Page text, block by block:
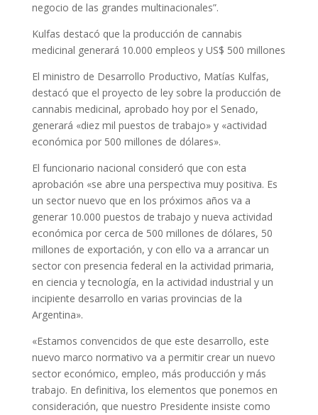
negocio de las grandes multinacionales”.
Kulfas destacó que la producción de cannabis
medicinal generará 10.000 empleos y US$ 500 millones
El ministro de Desarrollo Productivo, Matías Kulfas,
destacó que el proyecto de ley sobre la producción de
cannabis medicinal, aprobado hoy por el Senado,
generará «diez mil puestos de trabajo» y «actividad
económica por 500 millones de dólares».
El funcionario nacional consideró que con esta
aprobación «se abre una perspectiva muy positiva. Es
un sector nuevo que en los próximos años va a
generar 10.000 puestos de trabajo y nueva actividad
económica por cerca de 500 millones de dólares, 50
millones de exportación, y con ello va a arrancar un
sector con presencia federal en la actividad primaria,
en ciencia y tecnología, en la actividad industrial y un
incipiente desarrollo en varias provincias de la
Argentina».
«Estamos convencidos de que este desarrollo, este
nuevo marco normativo va a permitir crear un nuevo
sector económico, empleo, más producción y más
trabajo. En definitiva, los elementos que ponemos en
consideración, que nuestro Presidente insiste como